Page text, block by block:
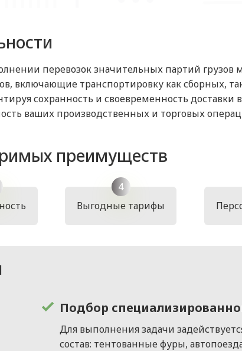
перевозок значительных партий грузов
включающие транспортировку как сборных,
сохранность и своевременность доставки
ваших производственных и торговых
преимуществ
Выгодные тарифы
Подбор
Для выполнения задачи
состав: тентованные фуры,